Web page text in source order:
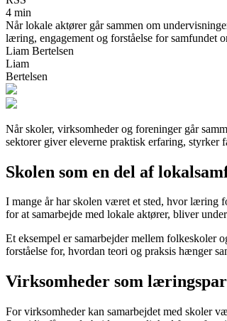
4 min
Når lokale aktører går sammen om
læring, engagement og forståelse for samfundet
Liam Bertelsen
Liam
Bertelsen
Når skoler, virksomheder og foreninger går
sektorer giver eleverne praktisk erfaring,
Skolen som en del af
I mange år har skolen været et sted, hvor læring
for at samarbejde med lokale aktører, bliver
Et eksempel er samarbejder mellem folkeskoler
forståelse for, hvordan teori og praksis hænger
Virksomheder som
For virksomheder kan samarbejdet med skoler